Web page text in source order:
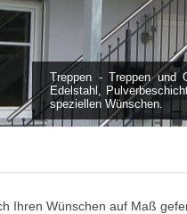
Treppen - Treppen und
Edelstahl,
speziellen Wünschen.
Ihren Wünschen auf Maß